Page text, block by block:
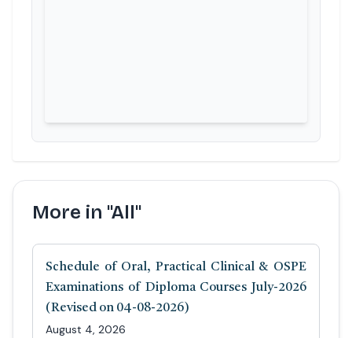
More in "All"
Schedule of Oral, Practical Clinical & OSPE
Examinations of Diploma Courses July-2026
(Revised on 04-08-2026)
August 4, 2026